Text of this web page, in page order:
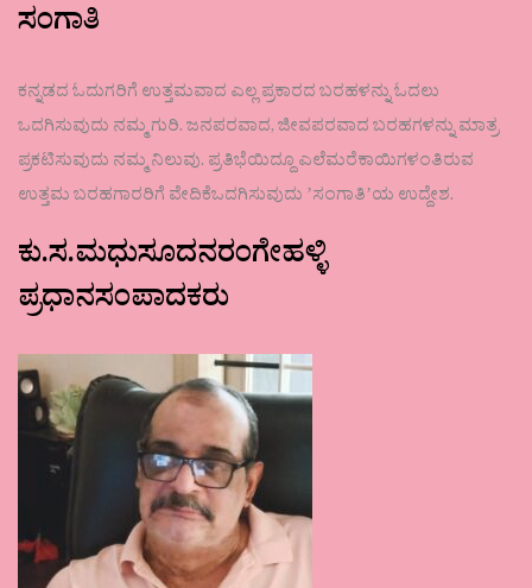
ಸಂಗಾತಿ
ಕನ್ನಡದ ಓದುಗರಿಗೆ ಉತ್ತಮವಾದ ಎಲ್ಲ ಪ್ರಕಾರದ ಬರಹಳನ್ನು ಓದಲು
ಒದಗಿಸುವುದು ನಮ್ಮ ಗುರಿ. ಜನಪರವಾದ, ಜೀವಪರವಾದ ಬರಹಗಳನ್ನು ಮಾತ್ರ
ಪ್ರಕಟಿಸುವುದು ನಮ್ಮ ನಿಲುವು. ಪ್ರತಿಭೆಯಿದ್ದೂ ಎಲೆಮರೆಕಾಯಿಗಳಂತಿರುವ
ಉತ್ತಮ ಬರಹಗಾರರಿಗೆ ವೇದಿಕೆಒದಗಿಸುವುದು ʼಸಂಗಾತಿʼಯ ಉದ್ದೇಶ.
ಕು.ಸ.ಮಧುಸೂದನರಂಗೇಹಳ್ಳಿ
ಪ್ರಧಾನಸಂಪಾದಕರು